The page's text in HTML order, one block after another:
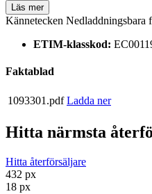
Läs mer
Kännetecken Nedladdningsbara
ETIM-klasskod:
Faktablad
1093301.pdf Ladda ner
Hitta närmsta
Hitta återförsäljare
432 px
18 px